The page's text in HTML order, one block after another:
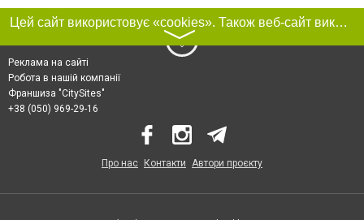
Цей сайт використовує «cookies». Також веб-сайт використовує інтернет-сервіс для збору технічних даних стосовно відвідувачів з метою отримання маркетингової та статистичної інформації. Умови обробки даних відвідувачів сайту див.
〉
Реклама на сайті
Робота в нашій компанії
Франшиза "CitySites"
+38 (050) 969-29-16
Про нас Контакти Автори проєкту